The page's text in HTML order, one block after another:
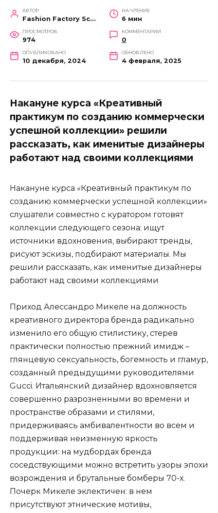
АВТОР
Fashion Factory School
НА ЧТЕНИЕ
6 мин
ПРОСМОТРОВ
974
КОММЕНТАРИИ
0
ОПУБЛИКОВАНО
10 декабря, 2024
ОБНОВЛЕНО
4 февраля, 2025
Накануне курса «Креативный
практикум по созданию коммерчески
успешной коллекции» решили
рассказать, как именитые дизайнеры
работают над своими коллекциями
Накануне курса «Креативный практикум по
созданию коммерчески успешной коллекции»
слушатели совместно с куратором готовят
коллекции следующего сезона: ищут
источники вдохновения, выбирают тренды,
рисуют эскизы, подбирают материалы. Мы
решили рассказать, как именитые дизайнеры
работают над своими коллекциями
Приход Алессандро Микеле на должность
креативного директора бренда радикально
изменило его общую стилистику, стерев
практически полностью прежний имидж –
глянцевую сексуальность, богемность и гламур,
созданный предыдущими руководителями
Gucci. Итальянский дизайнер вдохновляется
совершенно разрозненными во времени и
пространстве образами и стилями,
придерживаясь амбивалентности во всем и
поддерживая неизменную яркость
продукции: на мудбордах бренда
соседствующими можно встретить узоры эпохи
возрождения и брутальные бомберы 70-х.
Почерк Микеле эклектичен: в нем
присутствуют этнические мотивы,